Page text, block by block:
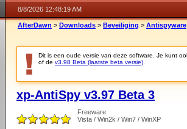
8/8/2026 12:48:19 AM
AfterDawn > Downloads > Beveiliging > Antispyware
Dit is een oude versie van deze software. Je kunt
of de v3.98 Beta (laatste beta versie)
xp-AntiSpy v3.97 Beta 3
Freeware
Vista / Win2k / Win7 / WinXP